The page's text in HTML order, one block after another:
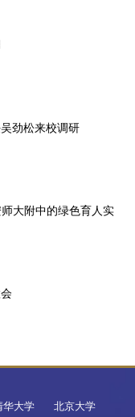
劲松来校调研
师大附中的绿色育人实
华大学
北京大学